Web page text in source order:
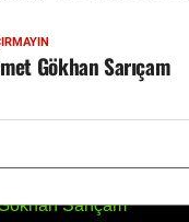
Gökhan Sarıçam